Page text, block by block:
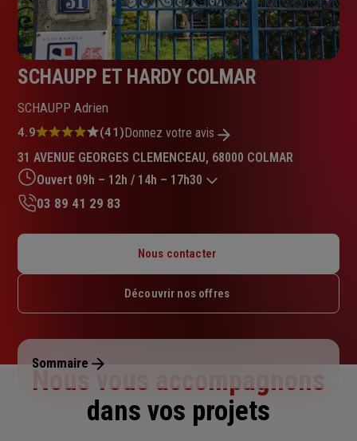
SCHAUPP ET HARDY COLMAR
SCHAUPP Adrien
Note
4.9
sur
5
étoiles
4.9 (41)Donnez votre avis
31 AVENUE GEORGES CLEMENCEAU, 68000 COLMAR
Ouvert 09h – 12h / 14h – 17h30
Mardi : 09h – 12h / 14h – 17h30
Jeudi : 09h – 12h / 14h – 17h30
Dimanche : Fermé
03 89 41 29 83
Nous contacter
Découvrir nos offres
Sommaire
Nous vous accompagnons
dans vos projets